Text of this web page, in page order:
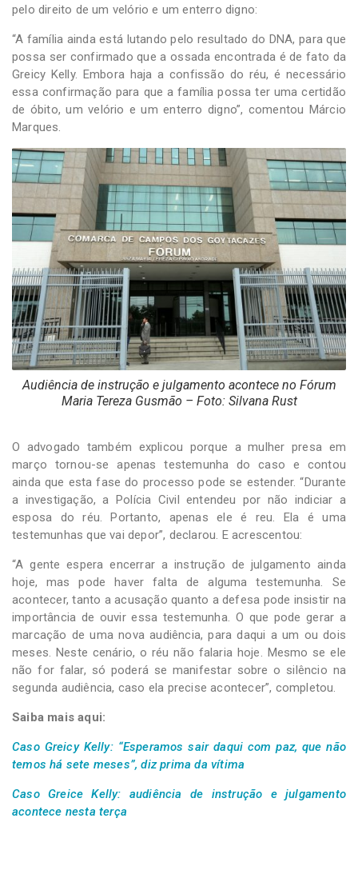
pelo direito de um velório e um enterro digno:
“A família ainda está lutando pelo resultado do DNA, para que
possa ser confirmado que a ossada encontrada é de fato da
Greicy Kelly. Embora haja a confissão do réu, é necessário
essa confirmação para que a família possa ter uma certidão
de óbito, um velório e um enterro digno”, comentou Márcio
Marques.
Audiência de instrução e julgamento acontece no Fórum
Maria Tereza Gusmão – Foto: Silvana Rust
O advogado também explicou porque a mulher presa em
março tornou-se apenas testemunha do caso e contou
ainda que esta fase do processo pode se estender. “Durante
a investigação, a Polícia Civil entendeu por não indiciar a
esposa do réu. Portanto, apenas ele é reu. Ela é uma
testemunhas que vai depor”, declarou. E acrescentou:
“A gente espera encerrar a instrução de julgamento ainda
hoje, mas pode haver falta de alguma testemunha. Se
acontecer, tanto a acusação quanto a defesa pode insistir na
importância de ouvir essa testemunha. O que pode gerar a
marcação de uma nova audiência, para daqui a um ou dois
meses. Neste cenário, o réu não falaria hoje. Mesmo se ele
não for falar, só poderá se manifestar sobre o silêncio na
segunda audiência, caso ela precise acontecer”, completou.
Saiba mais aqui:
Caso Greicy Kelly: “Esperamos sair daqui com paz, que não
temos há sete meses”, diz prima da vítima
Caso Greice Kelly: audiência de instrução e julgamento
acontece nesta terça